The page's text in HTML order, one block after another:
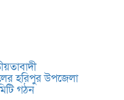
হরিপুর উপজেলা
গঠন